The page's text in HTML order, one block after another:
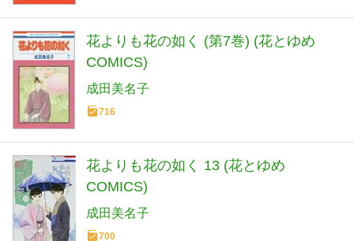
花よりも花の如く (第7巻) (花とゆめ
COMICS)
成田美名子
716
花よりも花の如く 13 (花とゆめ
COMICS)
成田美名子
700